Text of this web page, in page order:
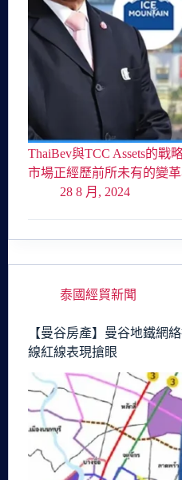
ThaiBev與TCC Assets的戰
市場正經歷前所未有的變
28 8 月, 2024
泰國經貿新聞
【曼谷房產】曼谷地鐵網
線紅線表現搶眼